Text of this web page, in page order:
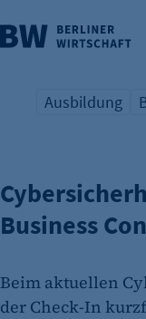
überspringen
Übersicht
Ausbildung
Business
Beim aktuellen
der Check-In